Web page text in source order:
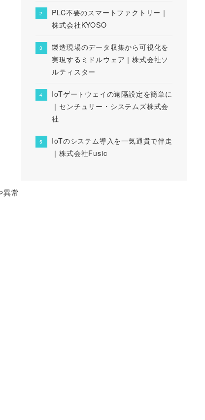
異常
PLC不要のスマートファクトリー｜
株式会社KYOSO
製造現場のデータ収集から可視化を
実現するミドルウェア｜株式会社ソ
ルティスター
IoTゲートウェイの遠隔設定を簡単に
｜センチュリー・システムズ株式会
社
IoTのシステム導入を一気通貫で伴走
｜株式会社Fusic